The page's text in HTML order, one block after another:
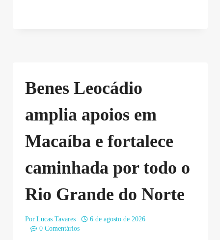
Benes Leocádio
amplia apoios em
Macaíba e fortalece
caminhada por todo o
Rio Grande do Norte
Por Lucas Tavares
6 de agosto de 2026
0 Comentários